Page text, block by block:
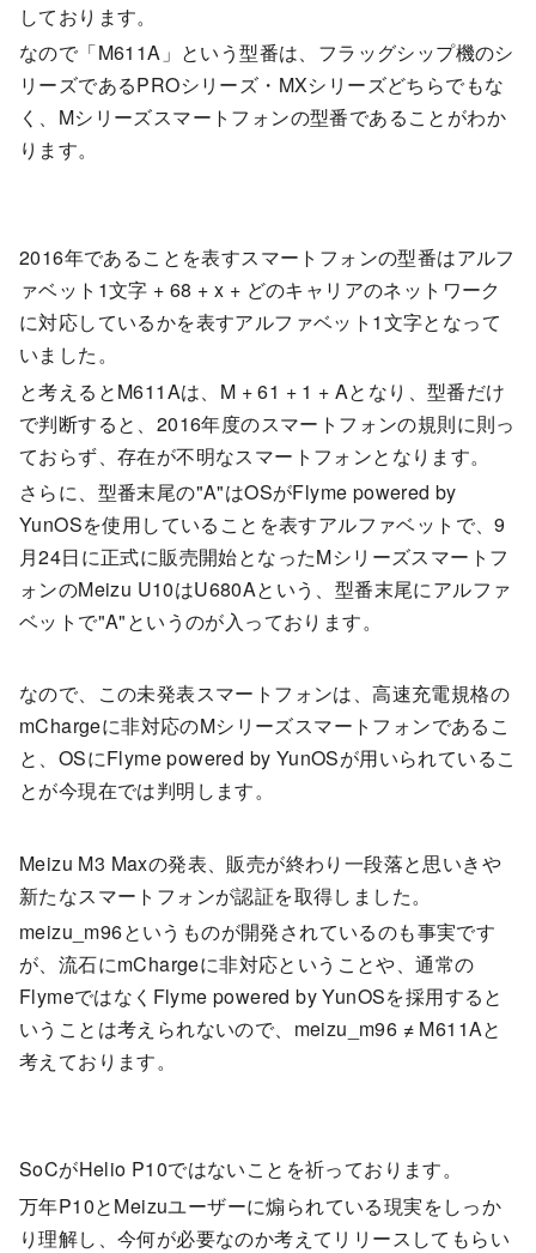
しております。
なので「M611A」という型番は、フラッグシップ機のシ
リーズであるPROシリーズ・MXシリーズどちらでもな
く、Mシリーズスマートフォンの型番であることがわか
ります。
2016年であることを表すスマートフォンの型番はアルフ
ァベット1文字 + 68 + x + どのキャリアのネットワーク
に対応しているかを表すアルファベット1文字となって
いました。
と考えるとM611Aは、M + 61 + 1 + Aとなり、型番だけ
で判断すると、2016年度のスマートフォンの規則に則っ
ておらず、存在が不明なスマートフォンとなります。
さらに、型番末尾の"A"はOSがFlyme powered by
YunOSを使用していることを表すアルファベットで、9
月24日に正式に販売開始となったMシリーズスマートフ
ォンのMeizu U10はU680Aという、型番末尾にアルファ
ベットで"A"というのが入っております。
なので、この未発表スマートフォンは、高速充電規格の
mChargeに非対応のMシリーズスマートフォンであるこ
と、OSにFlyme powered by YunOSが用いられているこ
とが今現在では判明します。
Meizu M3 Maxの発表、販売が終わり一段落と思いきや
新たなスマートフォンが認証を取得しました。
meizu_m96というものが開発されているのも事実です
が、流石にmChargeに非対応ということや、通常の
FlymeではなくFlyme powered by YunOSを採用すると
いうことは考えられないので、meizu_m96 ≠ M611Aと
考えております。
SoCがHelio P10ではないことを祈っております。
万年P10とMeizuユーザーに煽られている現実をしっか
り理解し、今何が必要なのか考えてリリースしてもらい